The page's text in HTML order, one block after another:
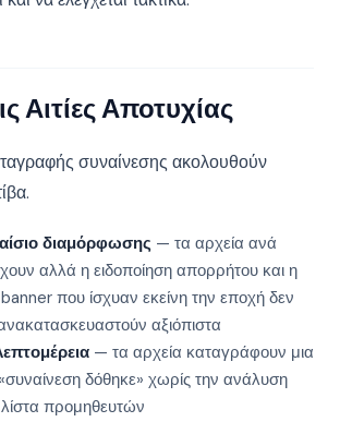
Αιτίες Αποτυχίας
συναίνεσης ακολουθούν
διαμόρφωσης — τα αρχεία ανά
αλλά η ειδοποίηση απορρήτου και η
που ίσχυαν εκείνη την εποχή δεν
αξιόπιστα
— τα αρχεία καταγράφουν μια
δόθηκε» χωρίς την ανάλυση
προμηθευτών